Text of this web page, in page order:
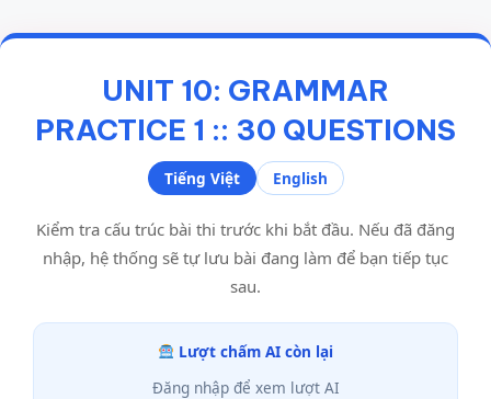
UNIT 10: GRAMMAR
PRACTICE 1 :: 30 QUESTIONS
Tiếng Việt English
Kiểm tra cấu trúc bài thi trước khi bắt đầu. Nếu đã đăng
nhập, hệ thống sẽ tự lưu bài đang làm để bạn tiếp tục
sau.
Lượt chấm AI còn lại
Đăng nhập để xem lượt AI